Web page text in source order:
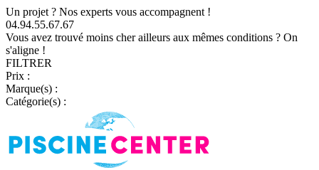
Un projet ? Nos experts vous accompagnent !
04.94.55.67.67
Vous avez trouvé moins cher ailleurs aux mêmes conditions ? On
s'aligne !
FILTRER
Prix :
Marque(s) :
Catégorie(s) :